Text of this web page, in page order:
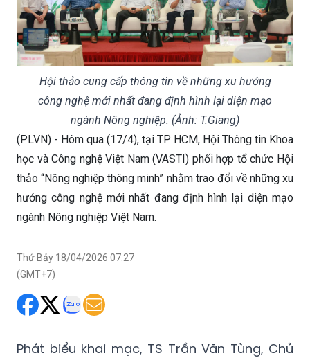
Hội thảo cung cấp thông tin về những xu hướng
công nghệ mới nhất đang định hình lại diện mạo
ngành Nông nghiệp. (Ảnh: T.Giang)
(PLVN) - Hôm qua (17/4), tại TP HCM, Hội Thông tin Khoa
học và Công nghệ Việt Nam (VASTI) phối hợp tổ chức Hội
thảo “Nông nghiệp thông minh” nhằm trao đổi về những xu
hướng công nghệ mới nhất đang định hình lại diện mạo
ngành Nông nghiệp Việt Nam.
Thứ Bảy 18/04/2026 07:27
(GMT+7)
Phát biểu khai mạc, TS Trần Văn Tùng, Chủ